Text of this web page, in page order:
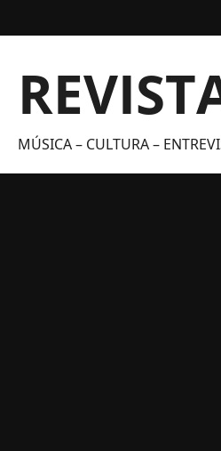
al
MÚSICA – CULTURA –